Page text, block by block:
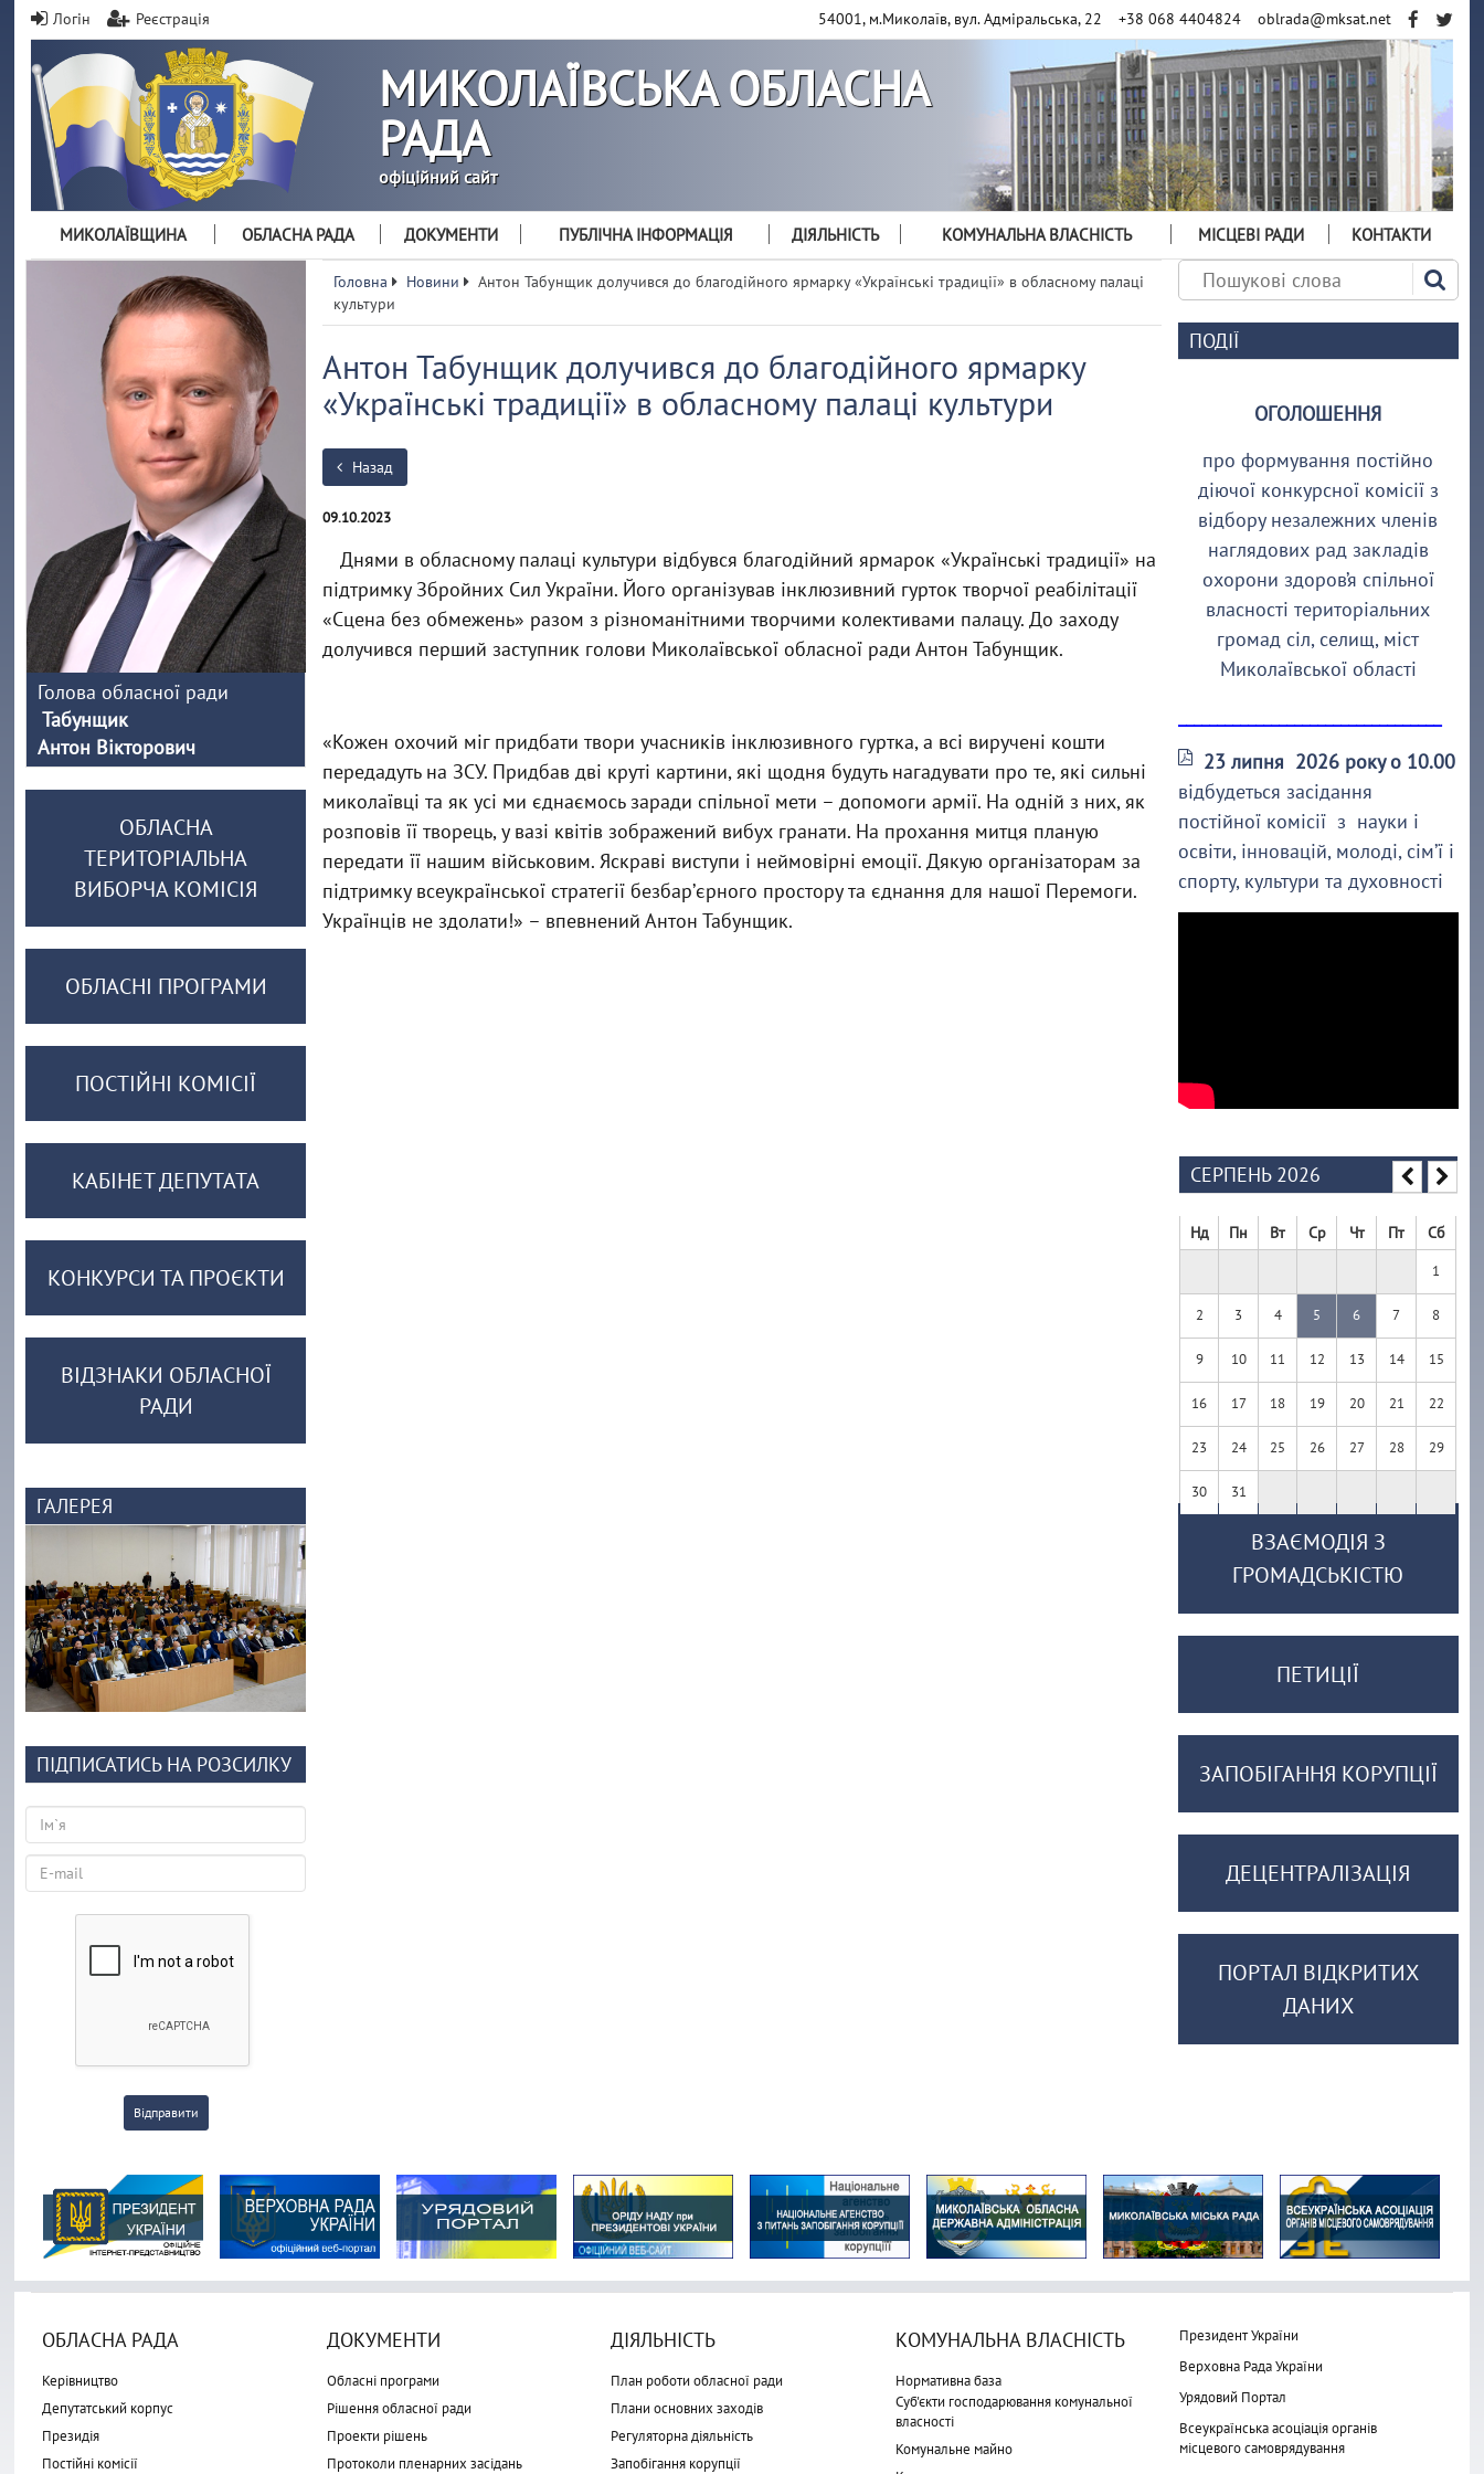
Логін Реєстрація 54001, м.Миколаїв, вул. Адміральська, 22 +38 068 4404824 oblrada@mksat.net
МИКОЛАЇВСЬКА ОБЛАСНА
РАДА
офіційний сайт
МИКОЛАЇВЩИНА ОБЛАСНА РАДА ДОКУМЕНТИ ПУБЛІЧНА ІНФОРМАЦІЯ ДІЯЛЬНІСТЬ КОМУНАЛЬНА ВЛАСНІСТЬ МІСЦЕВІ РАДИ КОНТАКТИ
Головна Новини
Антон Табунщик долучився до благодійного ярмарку «Українські традиції» в обласному палаці
культури
Антон Табунщик долучився до благодійного ярмарку
«Українські традиції» в обласному палаці культури
Назад
09.10.2023
Днями в обласному палаці культури відбувся благодійний ярмарок «Українські традиції» на
підтримку Збройних Сил України. Його організував інклюзивний гурток творчої реабілітації
«Сцена без обмежень» разом з різноманітними творчими колективами палацу. До заходу
долучився перший заступник голови Миколаївської обласної ради Антон Табунщик.
«Кожен охочий міг придбати твори учасників інклюзивного гуртка, а всі виручені кошти
передадуть на ЗСУ. Придбав дві круті картини, які щодня будуть нагадувати про те, які сильні
миколаївці та як усі ми єднаємось заради спільної мети – допомоги армії. На одній з них, як
розповів її творець, у вазі квітів зображений вибух гранати. На прохання митця планую
передати її нашим військовим. Яскраві виступи і неймовірні емоції. Дякую організаторам за
підтримку всеукраїнської стратегії безбарʼєрного простору та єднання для нашої Перемоги.
Українців не здолати!» – впевнений Антон Табунщик.
ПОДІЇ
ОГОЛОШЕННЯ
про формування постійно
діючої конкурсної комісії з
відбору незалежних членів
наглядових рад закладів
охорони здоров’я спільної
власності територіальних
громад сіл, селищ, міст
Миколаївської області
23 липня 2026 року о 10.00
відбудеться засідання
постійної комісії з науки і
освіти, інновацій, молоді, сім’ї і
спорту, культури та духовності
СЕРПЕНЬ 2026
Нд Пн Вт Ср Чт Пт Сб
1
2 3 4 5 6 7 8
9 10 11 12 13 14 15
16 17 18 19 20 21 22
23 24 25 26 27 28 29
30 31
ВЗАЄМОДІЯ З
ГРОМАДСЬКІСТЮ
ПЕТИЦІЇ
ЗАПОБІГАННЯ КОРУПЦІЇ
ДЕЦЕНТРАЛІЗАЦІЯ
ПОРТАЛ ВІДКРИТИХ
ДАНИХ
Голова обласної ради
Табунщик
Антон Вікторович
ОБЛАСНА
ТЕРИТОРІАЛЬНА
ВИБОРЧА КОМІСІЯ
ОБЛАСНІ ПРОГРАМИ
ПОСТІЙНІ КОМІСІЇ
КАБІНЕТ ДЕПУТАТА
КОНКУРСИ ТА ПРОЄКТИ
ВІДЗНАКИ ОБЛАСНОЇ
РАДИ
ГАЛЕРЕЯ
ПІДПИСАТИСЬ НА РОЗСИЛКУ
Відправити
ОБЛАСНА РАДА
Керівництво
Депутатський корпус
Президія
Постійні комісії
ДОКУМЕНТИ
Обласні програми
Рішення обласної ради
Проекти рішень
Протоколи пленарних засідань
ДІЯЛЬНІСТЬ
План роботи обласної ради
Плани основних заходів
Регуляторна діяльність
Запобігання корупції
КОМУНАЛЬНА ВЛАСНІСТЬ
Нормативна база
Суб'єкти господарювання комунальної
власності
Комунальне майно
Президент України
Верховна Рада України
Урядовий Портал
Всеукраїнська асоціація органів
місцевого самоврядування